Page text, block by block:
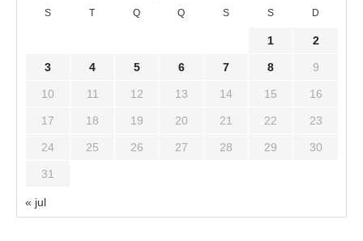
S T Q Q S S D
1 2
3 4 5 6 7 8 9
10 11 12 13 14 15 16
17 18 19 20 21 22 23
24 25 26 27 28 29 30
31
« jul